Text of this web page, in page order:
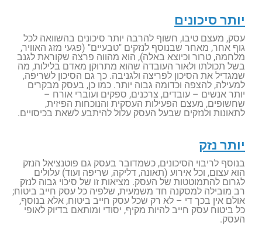
יותר סיכונים
עסק, מעצם טיבו, חשוף להרבה יותר סיכונים בהשוואה לכל
גוף אחר, מאחר שבנוסף לנזקים "טבעיים" (פגעי מזג האוויר,
מלחמה, טרור וכיוצא באלה), הוא מהווה פרצה שקוראת לגנב
בשל תכולתו ולאור העובדה שהוא מתרוקן מאדם בלילות, מה
שמגדיל את הסיכון לפריצה ולגניבה. כך גם הסיכון לשריפה,
למעילה, להצפה וכדומה גבוה יותר. כמו כן, בעסק מבקרים
יותר אנשים – עובדים, צרכנים, ספקים ועוברי אורח –
שחשופים, מעצם הפעילות העסקית והנוכחות הפיזית,
לתאונות ולנזקים שבעל העסק עלול להיתבע לשאת בכיסויים.
יותר נזק
בנוסף לריבוי הסיכונים, כשמדובר בעסק גם פוטנציאל הנזק
הוא עצום, וכל אירוע (תאונה, דליקה, שריפה ועוד) עלולים
לגרום להתמוטטות של העסק. מציאות זו של סיכוי גבוה לנזק
רב מובילה למסקנה חד משמעית, שלפיה כל עסק חייב ביטוח;
אולם אין בכך די – לא רק שכל עסק חייב ביטוח, אלא בנוסף,
כל ביטוח עסק חייב להיות מקיף, יסודי ומותאם בדיוק לאופי
העסק.